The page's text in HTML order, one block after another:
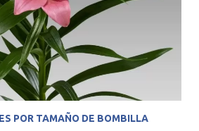
POR TAMAÑO DE BOMBILLA